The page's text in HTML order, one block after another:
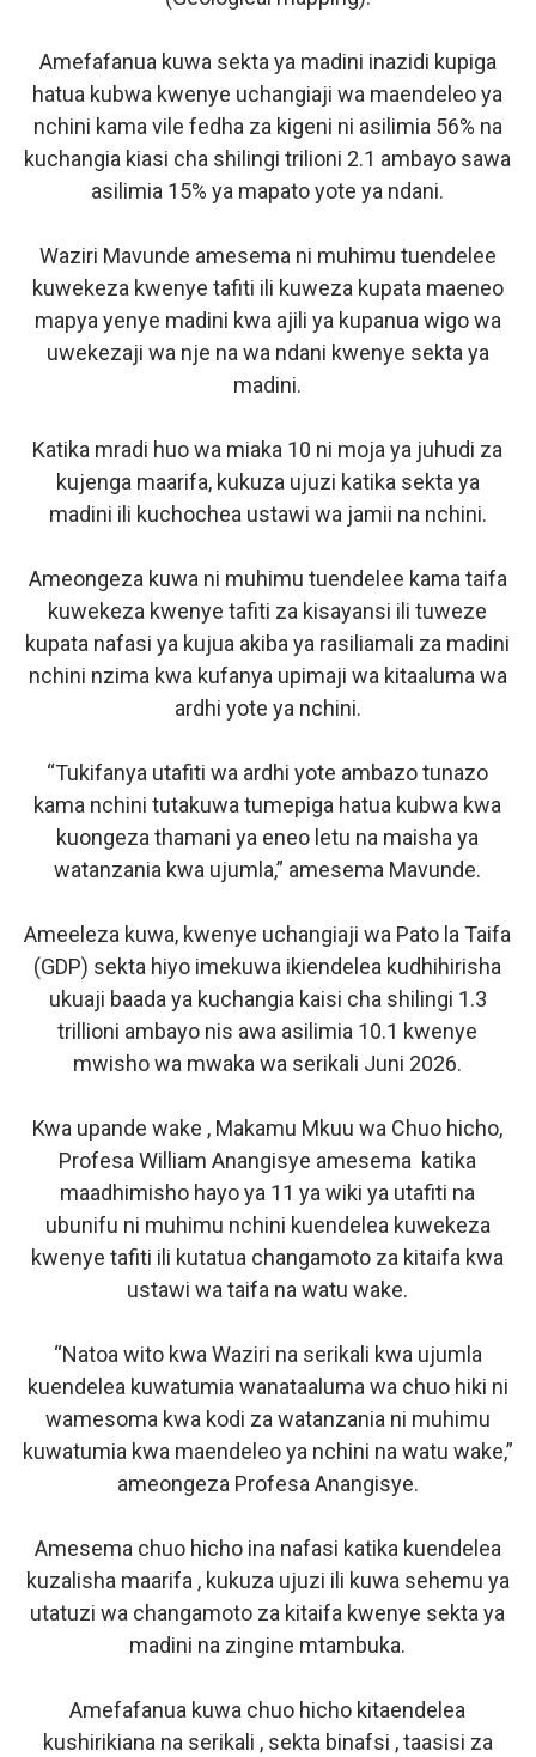
Amefafanua kuwa sekta ya madini inazidi kupiga
hatua kubwa kwenye uchangiaji wa maendeleo ya
nchini kama vile fedha za kigeni ni asilimia 56% na
kuchangia kiasi cha shilingi trilioni 2.1 ambayo sawa
asilimia 15% ya mapato yote ya ndani.
Waziri Mavunde amesema ni muhimu tuendelee
kuwekeza kwenye tafiti ili kuweza kupata maeneo
mapya yenye madini kwa ajili ya kupanua wigo wa
uwekezaji wa nje na wa ndani kwenye sekta ya
madini.
Katika mradi huo wa miaka 10 ni moja ya juhudi za
kujenga maarifa, kukuza ujuzi katika sekta ya
madini ili kuchochea ustawi wa jamii na nchini.
Ameongeza kuwa ni muhimu tuendelee kama taifa
kuwekeza kwenye tafiti za kisayansi ili tuweze
kupata nafasi ya kujua akiba ya rasiliamali za madini
nchini nzima kwa kufanya upimaji wa kitaaluma wa
ardhi yote ya nchini.
“Tukifanya utafiti wa ardhi yote ambazo tunazo
kama nchini tutakuwa tumepiga hatua kubwa kwa
kuongeza thamani ya eneo letu na maisha ya
watanzania kwa ujumla,” amesema Mavunde.
Ameeleza kuwa, kwenye uchangiaji wa Pato la Taifa
(GDP) sekta hiyo imekuwa ikiendelea kudhihirisha
ukuaji baada ya kuchangia kaisi cha shilingi 1.3
trillioni ambayo nis awa asilimia 10.1 kwenye
mwisho wa mwaka wa serikali Juni 2026.
Kwa upande wake , Makamu Mkuu wa Chuo hicho,
Profesa William Anangisye amesema katika
maadhimisho hayo ya 11 ya wiki ya utafiti na
ubunifu ni muhimu nchini kuendelea kuwekeza
kwenye tafiti ili kutatua changamoto za kitaifa kwa
ustawi wa taifa na watu wake.
“Natoa wito kwa Waziri na serikali kwa ujumla
kuendelea kuwatumia wanataaluma wa chuo hiki ni
wamesoma kwa kodi za watanzania ni muhimu
kuwatumia kwa maendeleo ya nchini na watu wake,”
ameongeza Profesa Anangisye.
Amesema chuo hicho ina nafasi katika kuendelea
kuzalisha maarifa , kukuza ujuzi ili kuwa sehemu ya
utatuzi wa changamoto za kitaifa kwenye sekta ya
madini na zingine mtambuka.
Amefafanua kuwa chuo hicho kitaendelea
kushirikiana na serikali , sekta binafsi , taasisi za